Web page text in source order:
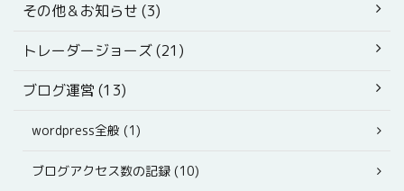
その他＆お知らせ (3)
トレーダージョーズ (21)
ブログ運営 (13)
wordpress全般 (1)
ブログアクセス数の記録 (10)